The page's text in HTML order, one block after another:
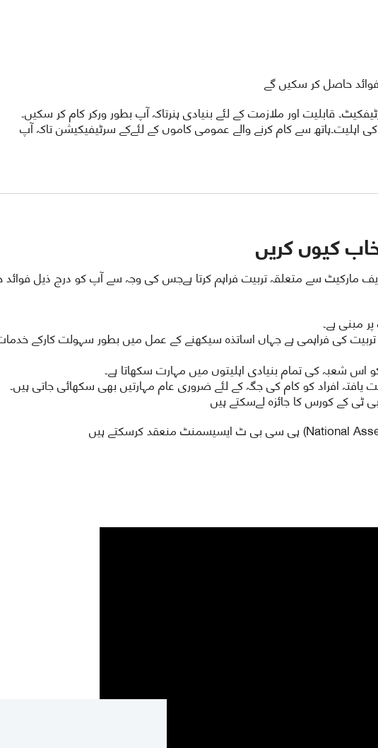
حاصل کر سکیں گے
قابلیت اور ملازمت کے لئے بنیادی ہنرتاکہ آپ بطور ورکر کام کر سکیں۔
اہلیت۔ہاتھ سے کام کرنے والے عمومی کاموں کے لئےکے سرٹیفیکیشن تاکہ آپ
کیوں کریں
مارکیٹ سے متعلقہ تربیت فراہم کرتا ہےجس کی وجہ سے آپ کو درج ذیل
مبنی ہے۔
کی فراہمی ہے جہاں اساتذہ سیکھنے کے عمل میں بطور سہولت کارکے
شعبہ کی تمام بنیادی اہلیتوں میں مہارت سکھاتا ہے۔
یافتہ افراد کو کام کی جگہ کے لئے ضروری عام مہارتیں بھی سکھائی جاتی ہیں۔
ٹی کے کورس کا جائزہ لےسکتے ہیں